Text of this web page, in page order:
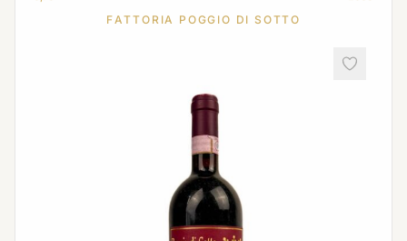
FATTORIA POGGIO DI SOTTO